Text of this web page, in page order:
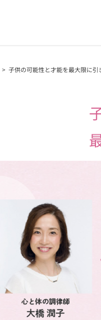
> 子供の可能性と才能を最大限に引